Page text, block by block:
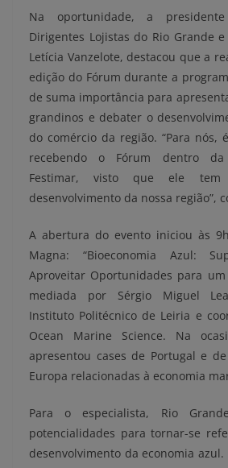
Na oportunidade, a
Dirigentes Lojistas do Rio Grande e
Letícia Vanzelote, destacou que a
edição do Fórum durante a
de suma importância para
grandinos e debater o
do comércio da região. “Para nós,
recebendo o Fórum dentro da
Festimar, visto que ele
desenvolvimento da nossa região”,
A abertura do evento iniciou às
Magna: “Bioeconomia Azul:
Aproveitar Oportunidades para um
mediada por Sérgio Miguel
Instituto Politécnico de Leiria e
Ocean Marine Science. Na
apresentou cases de Portugal e
Europa relacionadas à economia
Para o especialista, Rio
potencialidades para tornar-se
desenvolvimento da economia